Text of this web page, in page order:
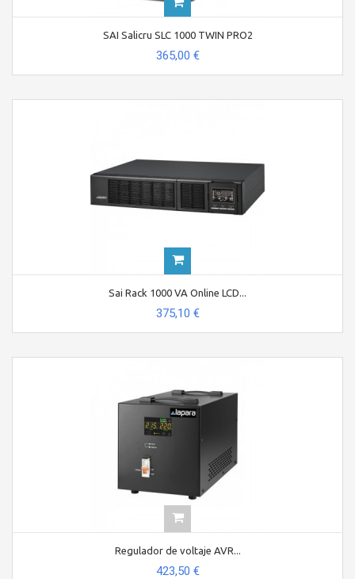
SAI Salicru SLC 1000 TWIN PRO2
365,00 €
Sai Rack 1000 VA Online LCD...
375,10 €
Regulador de voltaje AVR...
423,50 €